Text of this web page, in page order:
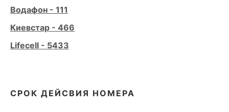
Водафон - 111
Киевстар - 466
Lifecell - 5433
СРОК ДЕЙСВИЯ НОМЕРА